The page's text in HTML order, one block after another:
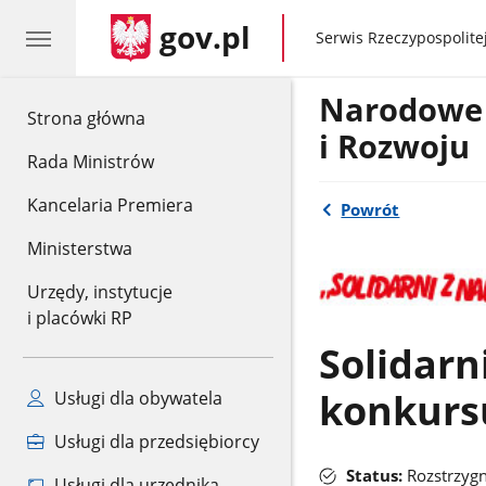
Strona główna
Rada Ministrów
Kancelaria Premiera
Ministerstwa
Urzędy, instytucje
i placówki RP
Usługi dla obywatela
Usługi dla przedsiębiorcy
gov.pl gov.pl
Serwis
i Rozwoju
Powrót
Status: